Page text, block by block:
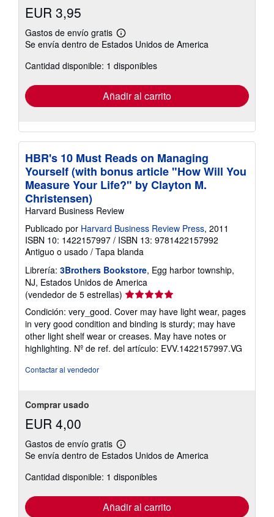
EUR 3,95
Gastos de envío gratis
Más
información
las
tarifas
envío
Se envía dentro de Estados Unidos de America
Cantidad disponible: 1 disponibles
Añadir al carrito
HBR's 10 Must Reads on Managing
Yourself (with bonus article "How Will You
Measure Your Life?" by Clayton M.
Christensen)
Harvard Business Review
Publicado por Harvard Business Review Press, 2011
ISBN 10: 1422157997 / ISBN 13: 9781422157992
Antiguo o usado / Tapa blanda
Librería: 3Brothers Bookstore, Egg harbor township,
NJ, Estados Unidos de America
(vendedor de 5 estrellas) Calificación
vendedor:
5
de
5
Condición: very_good. Cover may have light wear, pages
in very good condition and binding is sturdy; may have
other light shelf wear or creases. May have notes or
highlighting. Nº de ref. del artículo: EVV.1422157997.VG
Contactar al vendedor
Comprar usado
EUR 4,00
Gastos de envío gratis
Más
información
las
tarifas
envío
Se envía dentro de Estados Unidos de America
Cantidad disponible: 1 disponibles
Añadir al carrito